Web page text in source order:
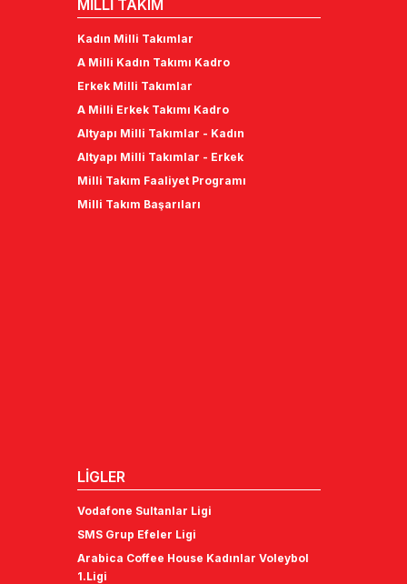
MİLLİ TAKIM
Kadın Milli Takımlar
A Milli Kadın Takımı Kadro
Erkek Milli Takımlar
A Milli Erkek Takımı Kadro
Altyapı Milli Takımlar - Kadın
Altyapı Milli Takımlar - Erkek
Milli Takım Faaliyet Programı
Milli Takım Başarıları
LİGLER
Vodafone Sultanlar Ligi
SMS Grup Efeler Ligi
Arabica Coffee House Kadınlar Voleybol
1.Ligi